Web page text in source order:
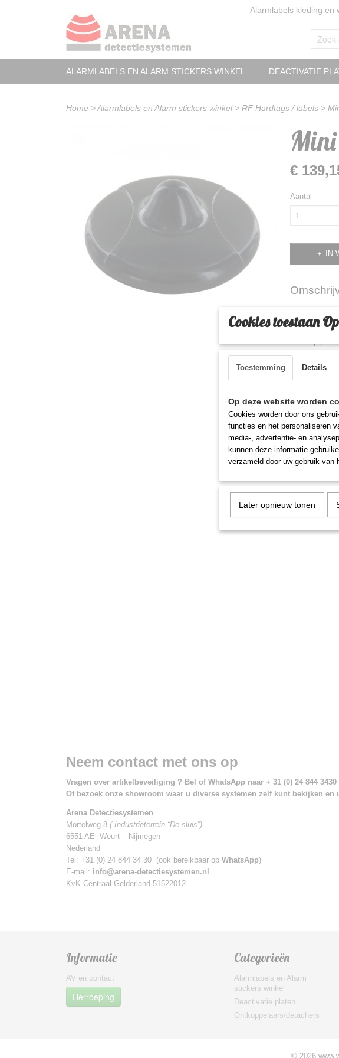
Alarmlabels kleding en
ALARMLABELS EN ALARM STICKERS WINKEL DEACTIVATIE
Home >Alarmlabels en Alarm stickers winkel> RF Hardtags / labels >
€
Aantal
IN
Verkoop per
Om te
Stuur ons
systeem
Prijs is incl.
contact met
Neem contact met ons op
Vragen over artikelbeveiliging ? Bel of WhatsApp naar + 31 (0) 24 844
Of bezoek onze showroom waar u diverse systemen zelf kunt bekijken en
Arena Detectiesystemen
Mortelweg 8 ( Industrieterrein “De sluis”)
6551 AE Weurt – Nijmegen
Nederland
Tel: +31 (0) 24 844 34 30 (ook bereikbaar op WhatsApp)
E-mail: info@arena-detectiesystemen.nl
KvK Centraal Gelderland 51522012
Informatie
AV en contact
Herroeping
Categorieën
Alarmlabels en Alarm
stickers winkel
Deactivatie platen
Ontkoppelaars/detachers
© 2026
Cookies toestaan
Toestemming Details
Op deze website worden
Cookies worden door ons
functies en het personaliseren
media-, advertentie- en
kunnen deze informatie
verzameld door uw gebruik van
Later opnieuw tonen